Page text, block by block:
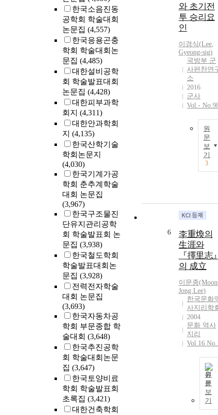
한국소음진동
공학회 학술대회
논문집 (4,557)
한국응용곤충
학회 학술대회논
문집 (4,485)
대한설비공학
회 학술발표대회
논문집 (4,428)
대한피부과학
회지 (4,311)
대한안과학회
지 (4,135)
한국산학기술
학회논문지
(4,030)
한국기계가공
학회 춘추계학술
대회 논문집
(3,967)
한국구조물진
단유지관리공학
회 학술발표회 논
문집 (3,938)
한국철도학회
학술발표대회논
문집 (3,928)
전력전자학술
대회 논문집
(3,693)
한국자동차공
학회 부문종합 학
술대회 (3,648)
한국추진공학
회 학술대회논문
집 (3,647)
한국토양비료
학회 학술발표회
초록집 (3,421)
대한건축학회
와 초기전
투 승리요
인
이경식(Lee,
Gyeong-sig)
국방부 군
사편찬연
소
2016
군사
Vol.-
원
문
보
기
3
6
李重煥의
生涯와
『擇里志
의 成立
이문종
Jong Lee)
한국문화
사지리학
2004
문화 역사
지리
Vol.16
원
문
보
기